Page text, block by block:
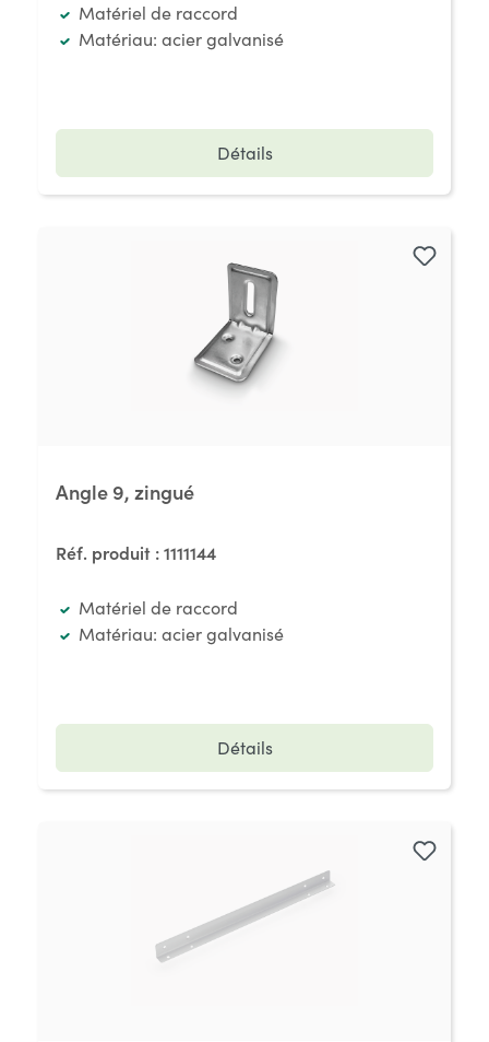
Matériel de raccord
Matériau: acier galvanisé
Détails
Angle 9, zingué
Réf. produit :1111144
Matériel de raccord
Matériau: acier galvanisé
Détails